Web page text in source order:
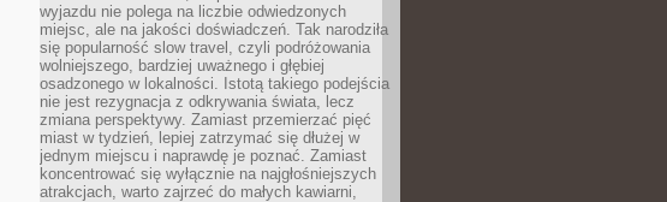
wyjazdu nie polega na liczbie odwiedzonych
miejsc, ale na jakości doświadczeń. Tak narodziła
się popularność slow travel, czyli podróżowania
wolniejszego, bardziej uważnego i głębiej
osadzonego w lokalności. Istotą takiego podejścia
nie jest rezygnacja z odkrywania świata, lecz
zmiana perspektywy. Zamiast przemierzać pięć
miast w tydzień, lepiej zatrzymać się dłużej w
jednym miejscu i naprawdę je poznać. Zamiast
koncentrować się wyłącznie na najgłośniejszych
atrakcjach, warto zajrzeć do małych kawiarni,